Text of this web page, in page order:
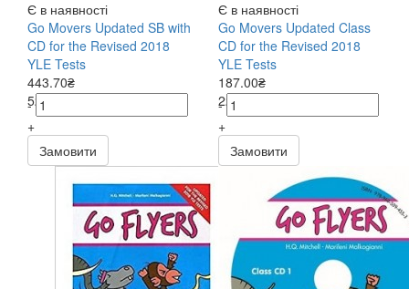
Є в наявності
Go Movers Updated SB with
CD for the Revised 2018
YLE Tests
443.70₴
522.00₴
-
+
Замовити
Є в наявності
Go Movers Updated Class
CD for the Revised 2018
YLE Tests
187.00₴
220.00₴
-
+
Замовити